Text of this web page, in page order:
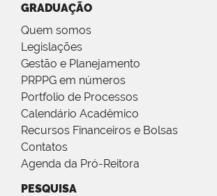
GRADUAÇÃO
Quem somos
Legislações
Gestão e Planejamento
PRPPG em números
Portfolio de Processos
Calendário Acadêmico
Recursos Financeiros e Bolsas
Contatos
Agenda da Pró-Reitora
PESQUISA